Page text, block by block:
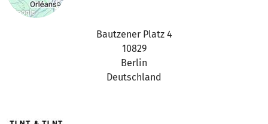
Durchführung des Programms erforderlich sind Alle
Ausgaben erfolgen ausschließlich im Rahmen der
steuerbegünstigten Zwecke gemäß der Abgabenordnung
(§§ 51–68 AO) und entsprechend der Satzung von TLNT &
TLNT e.V.Sollten sich im Projektverlauf inhaltliche oder
organisatorische Anpassungen ergeben, werden diese
der Spendengelder bleibt dabei stets an den
Bautzener Platz 4
10829
Berlin
Deutschland